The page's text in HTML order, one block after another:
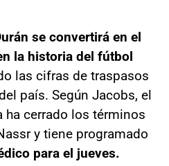
se convertirá en el
la historia del fútbol
las cifras de traspasos
país. Según Jacobs, el
ha cerrado los términos
y tiene programado
para el jueves.